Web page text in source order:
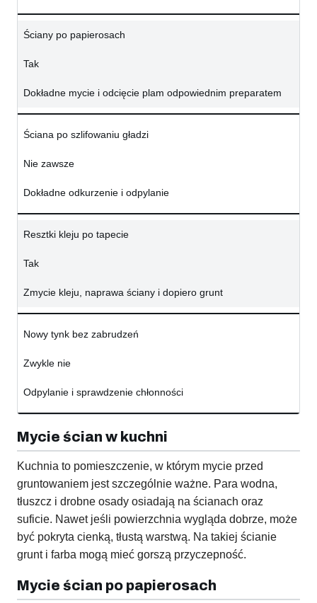
Ściany po papierosach
Tak
Dokładne mycie i odcięcie plam odpowiednim preparatem
Ściana po szlifowaniu gładzi
Nie zawsze
Dokładne odkurzenie i odpylanie
Resztki kleju po tapecie
Tak
Zmycie kleju, naprawa ściany i dopiero grunt
Nowy tynk bez zabrudzeń
Zwykle nie
Odpylanie i sprawdzenie chłonności
Mycie ścian w kuchni
Kuchnia to pomieszczenie, w którym mycie przed
gruntowaniem jest szczególnie ważne. Para wodna,
tłuszcz i drobne osady osiadają na ścianach oraz
suficie. Nawet jeśli powierzchnia wygląda dobrze, może
być pokryta cienką, tłustą warstwą. Na takiej ścianie
grunt i farba mogą mieć gorszą przyczepność.
Mycie ścian po papierosach